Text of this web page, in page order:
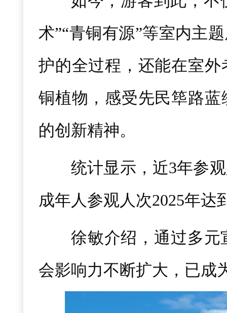
术”“青铜有源”等室内主
护的全过程，还能在室
铜植物，感受先民筚路
的创新精神。
统计显示，近3年参
成年人参观人次2025年达
徐敏介绍，通过多
会影响力不断扩大，已成